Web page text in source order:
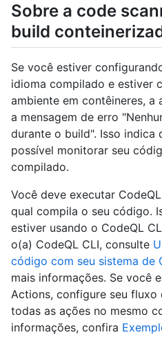
Sobre a code
build
Se você estiver
idioma compilado e estiver
ambiente em contêineres, a
a mensagem de erro
durante o build". Isso indica
possível monitorar seu
compilado.
Você deve executar
qual compila o seu código.
estiver usando o CodeQL
o(a) CodeQL CLI, consulte
código com seu sistema de
mais informações. Se você
Actions, configure seu
todas as ações no mesmo
informações, confira